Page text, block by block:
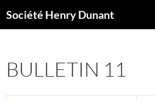
au
Société Henry Dunant
BULLETIN 11